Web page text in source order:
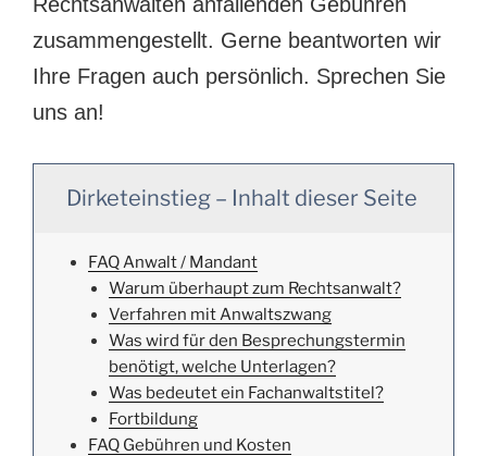
zusammengestellt. Gerne beantworten wir
Ihre Fragen auch persönlich. Sprechen Sie
uns an!
Dirketeinstieg – Inhalt dieser Seite
FAQ Anwalt / Mandant
Warum überhaupt zum Rechtsanwalt?
Verfahren mit Anwaltszwang
Was wird für den Besprechungstermin
benötigt, welche Unterlagen?
Was bedeutet ein Fachanwaltstitel?
Fortbildung
FAQ Gebühren und Kosten